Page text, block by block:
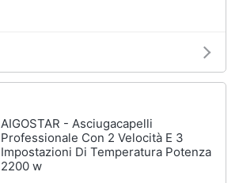
AIGOSTAR - Asciugacapelli
Professionale Con 2 Velocità E 3
Impostazioni Di Temperatura Potenza
2200 w